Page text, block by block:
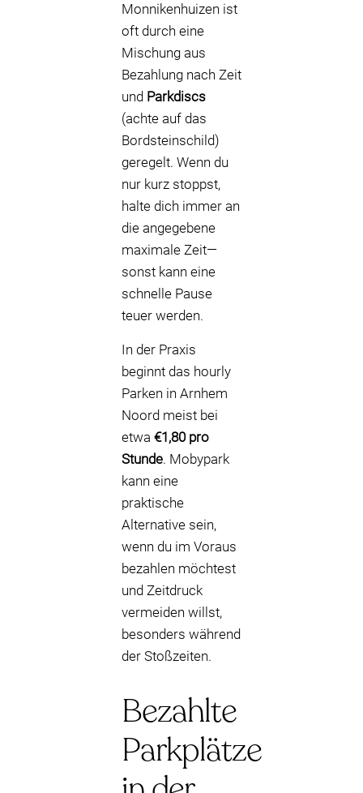
Monnikenhuizen ist
oft durch eine
Mischung aus
Bezahlung nach Zeit
und Parkdiscs
(achte auf das
Bordsteinschild)
geregelt. Wenn du
nur kurz stoppst,
halte dich immer an
die angegebene
maximale Zeit—
sonst kann eine
schnelle Pause
teuer werden.
In der Praxis
beginnt das hourly
Parken in Arnhem
Noord meist bei
etwa €1,80 pro
Stunde. Mobypark
kann eine
praktische
Alternative sein,
wenn du im Voraus
bezahlen möchtest
und Zeitdruck
vermeiden willst,
besonders während
der Stoßzeiten.
Bezahlte
Parkplätze